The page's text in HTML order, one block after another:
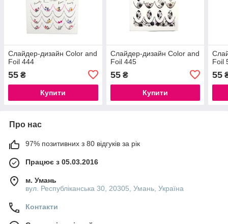
Слайдер-дизайн Color and
Foil 444
55 ₴
Купити
Слайдер-дизайн Color and
Foil 445
55₴
Купити
Foil
55
Про нас
97% позитивних з 80 відгуків за рік
Працює з 05.03.2016
м. Умань
вул. Республіканська 30, 20305, Умань, Україна
Контакти